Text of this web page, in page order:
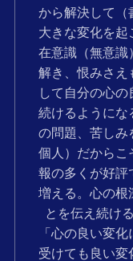
から解決して（
大きな変化を
在意識（無意識
解き、恨みさえ
して自分の心
続けるようにな
の問題、苦しみ
個人）だからこ
報の多くが好評
増える。心の根
とを伝え続け
「心の良い変
受けても良い